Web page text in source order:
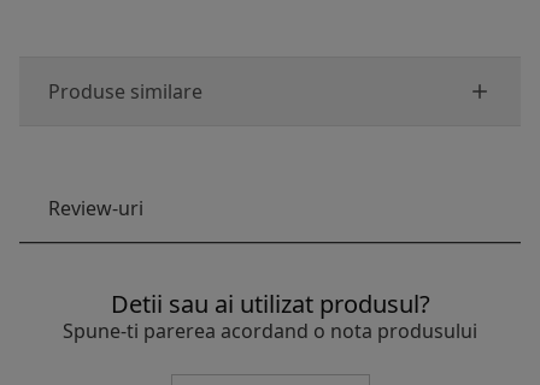
Produse similare
Review-uri
Detii sau ai utilizat produsul?
Spune-ti parerea acordand o nota produsului